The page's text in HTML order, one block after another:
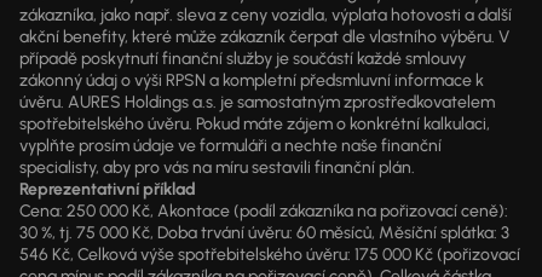
zákazníka, jako např. sleva z ceny vozidla, výplata hotovosti a další
akční benefity, které může zákazník čerpat dle vlastního výběru. V
případě poskytnutí finanční služby je součástí každé smlouvy
zákonný údaj o výši RPSN a kompletní předsmluvní informace k
úvěru. AURES Holdings a.s. je samostatným zprostředkovatelem
spotřebitelského úvěru. Pokud máte zájem o konkrétní kalkulaci,
vyplňte prosím údaje ve formuláři a nechte naše finanční
specialisty, aby pro vás na míru sestavili finanční plán.
Reprezentativní příklad
Cena: 250 000 Kč, Akontace (podíl zákazníka na pořizovací ceně):
30 %, tj. 75 000 Kč, Doba trvání úvěru: 60 měsíců, Měsíční splátka: 3
546 Kč, Celková výše spotřebitelského úvěru: 175 000 Kč (pořizovací